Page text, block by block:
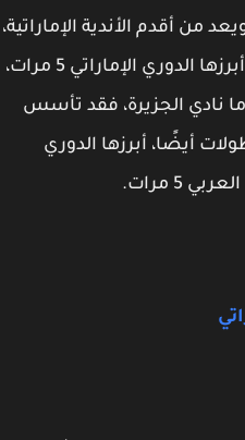
الوحدة عام 1969، ويعد من أقدم الأندية الإماراتية،
وقد حقق العديد من البطولات، أبرزها الدوري الإماراتي 5 مرات،
4 مرات. أما نادي الجزيرة، فقد تأسس
أيضًا، أبرزها الدوري